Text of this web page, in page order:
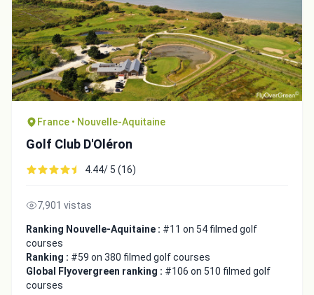
France • Nouvelle-Aquitaine
Golf Club D'Oléron
4.44/ 5 (16)
7,901 vistas
Ranking Nouvelle-Aquitaine : #11 on 54 filmed golf
courses
Ranking : #59 on 380 filmed golf courses
Global Flyovergreen ranking : #106 on 510 filmed golf
courses